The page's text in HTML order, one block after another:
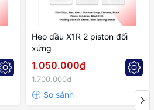
Heo dầu X1R 2 piston đối
xứng
1.050.000₫
1.700.000₫